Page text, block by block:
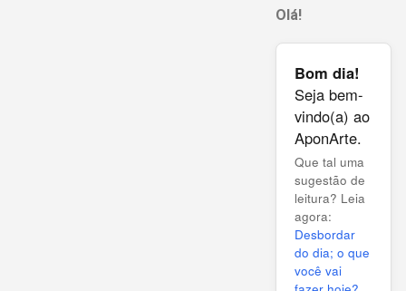
Olá!
Bom dia!
Seja bem-
vindo(a) ao
AponArte.
Que tal uma
sugestão de
leitura? Leia
agora:
Desbordar
do dia; o que
você vai